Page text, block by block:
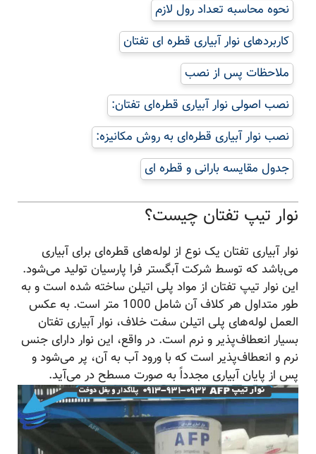
نحوه محاسبه تعداد رول لازم
کاربردهای نوار آبیاری قطره ای تفتان
ملاحظات پس از نصب
نصب اصولی نوار آبیاری قطره‌ای تفتان:
نصب نوار آبیاری قطره‌ای به روش مکانیزه:
جدول مقایسه بارانی و قطره ای
نوار تیپ تفتان چیست؟
نوار آبیاری تفتان یک نوع از لوله‌های قطره‌ای برای آبیاری
می‌باشد که توسط شرکت آبگستر فرا پارسیان تولید می‌شود.
این نوار تیپ تفتان از مواد پلی اتیلن ساخته شده است و به
طور متداول هر کلاف آن شامل 1000 متر است. به عکس
العمل لوله‌های پلی اتیلن سفت خلاف، نوار آبیاری تفتان
بسیار انعطاف‌پذیر و نرم است. در واقع، این نوار دارای جنس
نرم و انعطاف‌پذیر است که با ورود آب به آن، پر می‌شود و
پس از پایان آبیاری مجدداً به صورت مسطح در می‌آید.